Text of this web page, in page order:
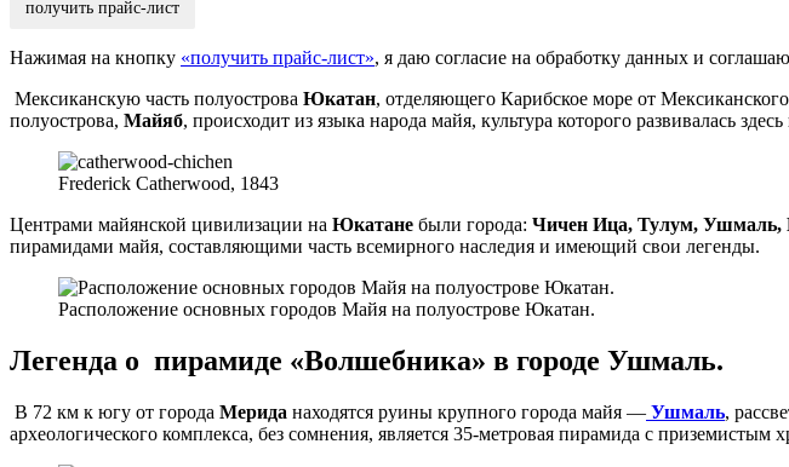
Нажимая на кнопку «получить прайс-лист», я даю согласие на обработку данных и
Мексиканскую часть полуострова Юкатан, отделяющего Карибское море от
полуострова, Майяб, происходит из языка народа майя, культура которого развивалась
Frederick Catherwood, 1843
Центрами майянской цивилизации на Юкатане были города: Чичен Ица, Тулум, Ушмаль,
пирамидами майя, составляющими часть всемирного наследия и имеющий свои легенды.
Расположение основных городов Майя на полуострове Юкатан.
Легенда о пирамиде «Волшебника» в городе Ушмаль.
В 72 км к югу от города Мерида находятся руины крупного города майя — Ушмаль,
археологического комплекса, без сомнения, является 35-метровая пирамида с приземистым